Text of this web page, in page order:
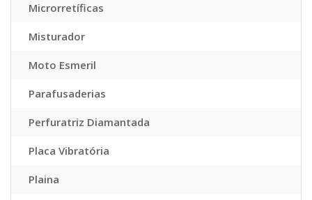
Microrretíficas
Misturador
Moto Esmeril
Parafusaderias
Perfuratriz Diamantada
Placa Vibratória
Plaina